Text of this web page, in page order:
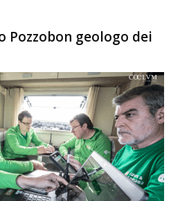
Pozzobon geologo dei